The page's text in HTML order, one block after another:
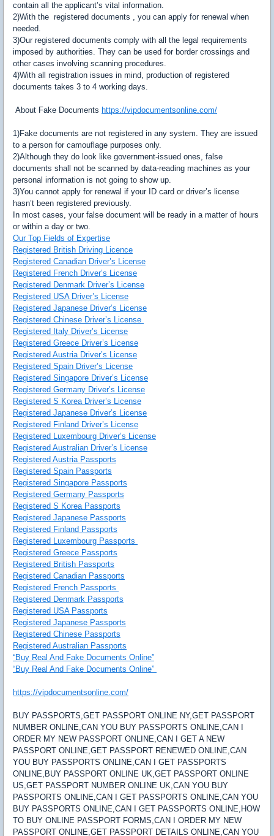
contain all the applicant’s vital information.
2)With the registered documents , you can apply for renewal when
needed.
3)Our registered documents comply with all the legal requirements
imposed by authorities. They can be used for border crossings and
other cases involving scanning procedures.
4)With all registration issues in mind, production of registered
documents takes 3 to 4 working days.
About Fake Documents https://vipdocumentsonline.com/
1)Fake documents are not registered in any system. They are issued
to a person for camouflage purposes only.
2)Although they do look like government-issued ones, false
documents shall not be scanned by data-reading machines as your
personal information is not going to show up.
3)You cannot apply for renewal if your ID card or driver’s license
hasn’t been registered previously.
In most cases, your false document will be ready in a matter of hours
or within a day or two.
Our Top Fields of Expertise
Registered British Driving Licence
Registered Canadian Driver’s License
Registered French Driver’s License
Registered Denmark Driver’s License
Registered USA Driver’s License
Registered Japanese Driver’s License
Registered Chinese Driver’s License
Registered Italy Driver’s License
Registered Greece Driver’s License
Registered Austria Driver’s License
Registered Spain Driver’s License
Registered Singapore Driver’s License
Registered Germany Driver’s License
Registered S Korea Driver’s License
Registered Japanese Driver’s License
Registered Finland Driver’s License
Registered Luxembourg Driver’s License
Registered Australian Driver’s License
Registered Austria Passports
Registered Spain Passports
Registered Singapore Passports
Registered Germany Passports
Registered S Korea Passports
Registered Japanese Passports
Registered Finland Passports
Registered Luxembourg Passports
Registered Greece Passports
Registered British Passports
Registered Canadian Passports
Registered French Passports
Registered Denmark Passports
Registered USA Passports
Registered Japanese Passports
Registered Chinese Passports
Registered Australian Passports
“Buy Real And Fake Documents Online”
“Buy Real And Fake Documents Online”
https://vipdocumentsonline.com/
BUY PASSPORTS,GET PASSPORT ONLINE NY,GET PASSPORT
NUMBER ONLINE,CAN YOU BUY PASSPORTS ONLINE,CAN I
ORDER MY NEW PASSPORT ONLINE,CAN I GET A NEW
PASSPORT ONLINE,GET PASSPORT RENEWED ONLINE,CAN
YOU BUY PASSPORTS ONLINE,CAN I GET PASSPORTS
ONLINE,BUY PASSPORT ONLINE UK,GET PASSPORT ONLINE
US,GET PASSPORT NUMBER ONLINE UK,CAN YOU BUY
PASSPORTS ONLINE,CAN I GET PASSPORTS ONLINE,CAN YOU
BUY PASSPORTS ONLINE,CAN I GET PASSPORTS ONLINE,HOW
TO BUY ONLINE PASSPORT FORMS,CAN I ORDER MY NEW
PASSPORT ONLINE,GET PASSPORT DETAILS ONLINE,CAN YOU